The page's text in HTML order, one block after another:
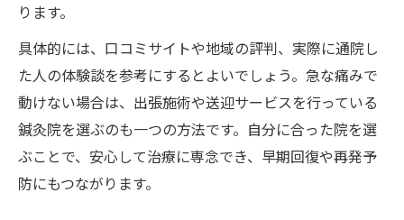
ります。
具体的には、口コミサイトや地域の評判、実際に通院し
た人の体験談を参考にするとよいでしょう。急な痛みで
動けない場合は、出張施術や送迎サービスを行っている
鍼灸院を選ぶのも一つの方法です。自分に合った院を選
ぶことで、安心して治療に専念でき、早期回復や再発予
防にもつながります。